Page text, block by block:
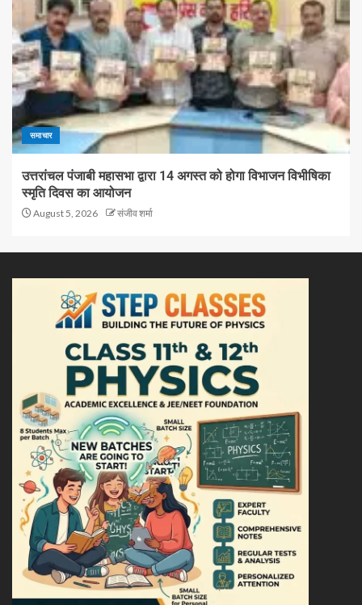
समाचार
उत्तरांचल पंजाबी महासभा द्वारा 14 अगस्त को होगा विभाजन विभीषिका
स्मृति दिवस का आयोजन
August 5, 2026 संजीव शर्मा